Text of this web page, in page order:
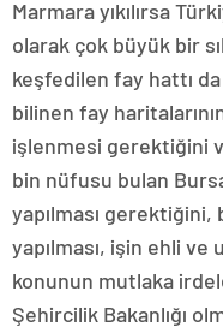
Marmara yıkılırsa
olarak çok büyük bir
keşfedilen fay hattı
bilinen fay
işlenmesi gerektiğini
bin nüfusu bulan
yapılması
yapılması, işin ehli ve
konunun mutlaka
Şehircilik Bakanlığı